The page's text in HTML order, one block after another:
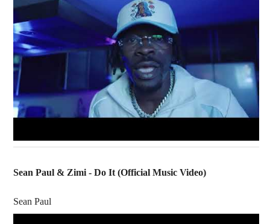
Sean Paul & Zimi - Do It (Official Music Video)
Sean Paul